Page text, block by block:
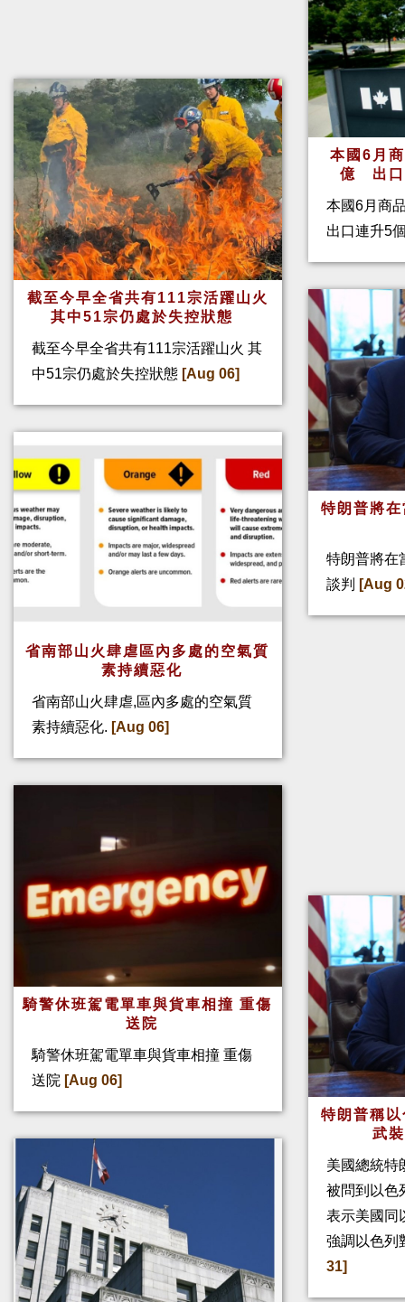
截至今早全省共有111宗活躍山火
其中51宗仍處於失控狀態
截至今早全省共有111宗活躍山火 其
中51宗仍處於失控狀態 [Aug 06]
省南部山火肆虐區內多處的空氣質
素持續惡化
省南部山火肆虐,區內多處的空氣質
素持續惡化. [Aug 06]
騎警休班駕電單車與貨車相撞 重傷
送院
騎警休班駕電單車與貨車相撞 重傷
送院 [Aug 06]
本國6月
億 出口
本國6月商
出口連升5
特朗普將
特朗普將在
談判
[Aug
特朗普稱
武
美國總統特
被問到以色
表示美國同
強調以色列
31]